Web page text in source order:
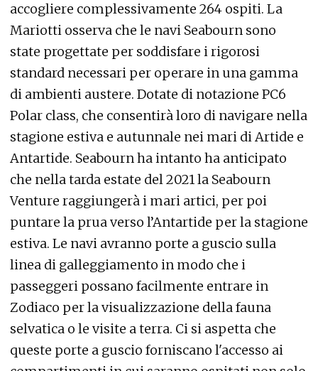
accogliere complessivamente 264 ospiti. La
Mariotti osserva che le navi Seabourn sono
state progettate per soddisfare i rigorosi
standard necessari per operare in una gamma
di ambienti austere. Dotate di notazione PC6
Polar class, che consentirà loro di navigare nella
stagione estiva e autunnale nei mari di Artide e
Antartide. Seabourn ha intanto ha anticipato
che nella tarda estate del 2021 la Seabourn
Venture raggiungerà i mari artici, per poi
puntare la prua verso l’Antartide per la stagione
estiva. Le navi avranno porte a guscio sulla
linea di galleggiamento in modo che i
passeggeri possano facilmente entrare in
Zodiaco per la visualizzazione della fauna
selvatica o le visite a terra. Ci si aspetta che
queste porte a guscio forniscano l'accesso ai